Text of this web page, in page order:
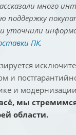
много
поддержку
уточнили
ПК.
и
и
мы
области.